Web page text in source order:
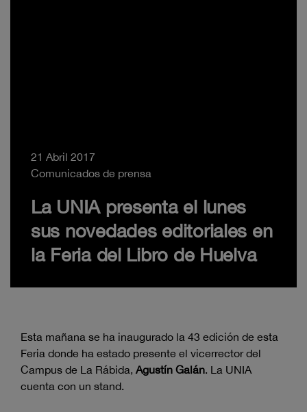
21 Abril 2017
Comunicados de prensa
La UNIA presenta el lunes
sus novedades editoriales en
la Feria del Libro de Huelva
Esta mañana se ha inaugurado la 43 edición de esta
Feria donde ha estado presente el vicerrector del
Campus de La Rábida, Agustín Galán. La UNIA
cuenta con un stand.